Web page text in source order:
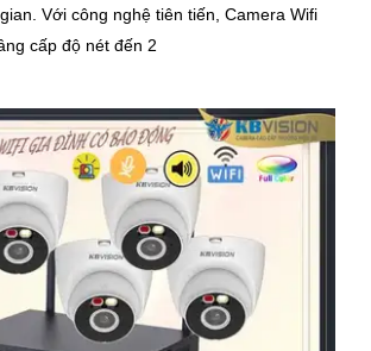
Wifi
cấp độ nét đến 2